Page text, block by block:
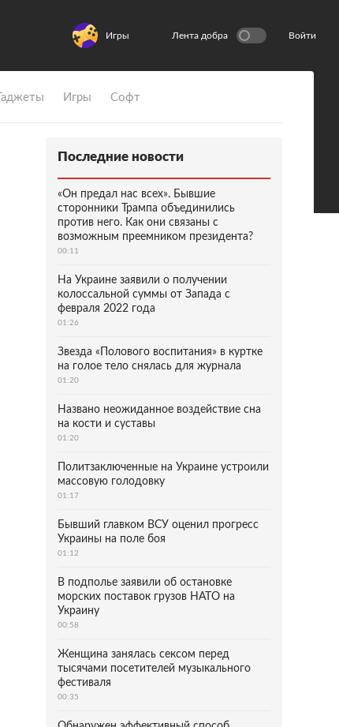
Игры Лента добра Войти
Гаджеты Игры Софт
Последние новости
«Он предал нас всех». Бывшие
сторонники Трампа объединились
против него. Как они связаны с
возможным преемником президента?
00:11
На Украине заявили о получении
колоссальной суммы от Запада с
февраля 2022 года
01:26
Звезда «Полового воспитания» в куртке
на голое тело снялась для журнала
01:20
Названо неожиданное воздействие сна
на кости и суставы
01:20
Политзаключенные на Украине устроили
массовую голодовку
01:17
Бывший главком ВСУ оценил прогресс
Украины на поле боя
01:12
В подполье заявили об остановке
морских поставок грузов НАТО на
Украину
00:58
Женщина занялась сексом перед
тысячами посетителей музыкального
фестиваля
00:35